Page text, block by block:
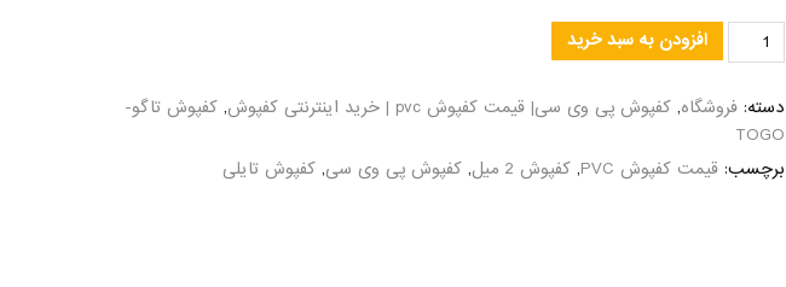
افزودن به سبد خرید
دسته: فروشگاه, کفپوش پی وی سی| قیمت کفپوش pvc | خرید اینترنتی کفپوش , کفپوش تاگو-
TOGO
برچسب: قیمت کفپوش PVC , کفپوش 2 میل , کفپوش پی وی سی, کفپوش تایلی